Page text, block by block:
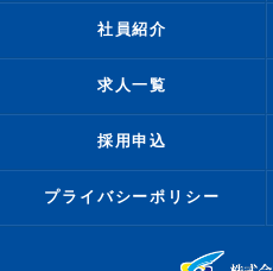
社員紹介
求人一覧
採用申込
プライバシーポリシー